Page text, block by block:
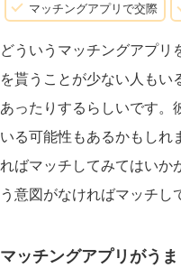
マッチングアプリで交際
どういうマッチングアプリ
を貰うことが少ない人もい
あったりするらしいです。
いる可能性もあるかもしれ
ればマッチしてみてはいか
う意図がなければマッチし
マッチングアプリがう